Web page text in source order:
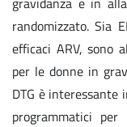
randomizzato. Sia
efficaci ARV, sono
per le donne in
DTG è
programmatici per